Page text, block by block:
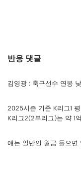
반응 댓글
김영광 : 축구선수 연봉
2025시즌 기준 K리그1
K리그2(2부리그)는 약 1
얘는 일반인 월급 들으면